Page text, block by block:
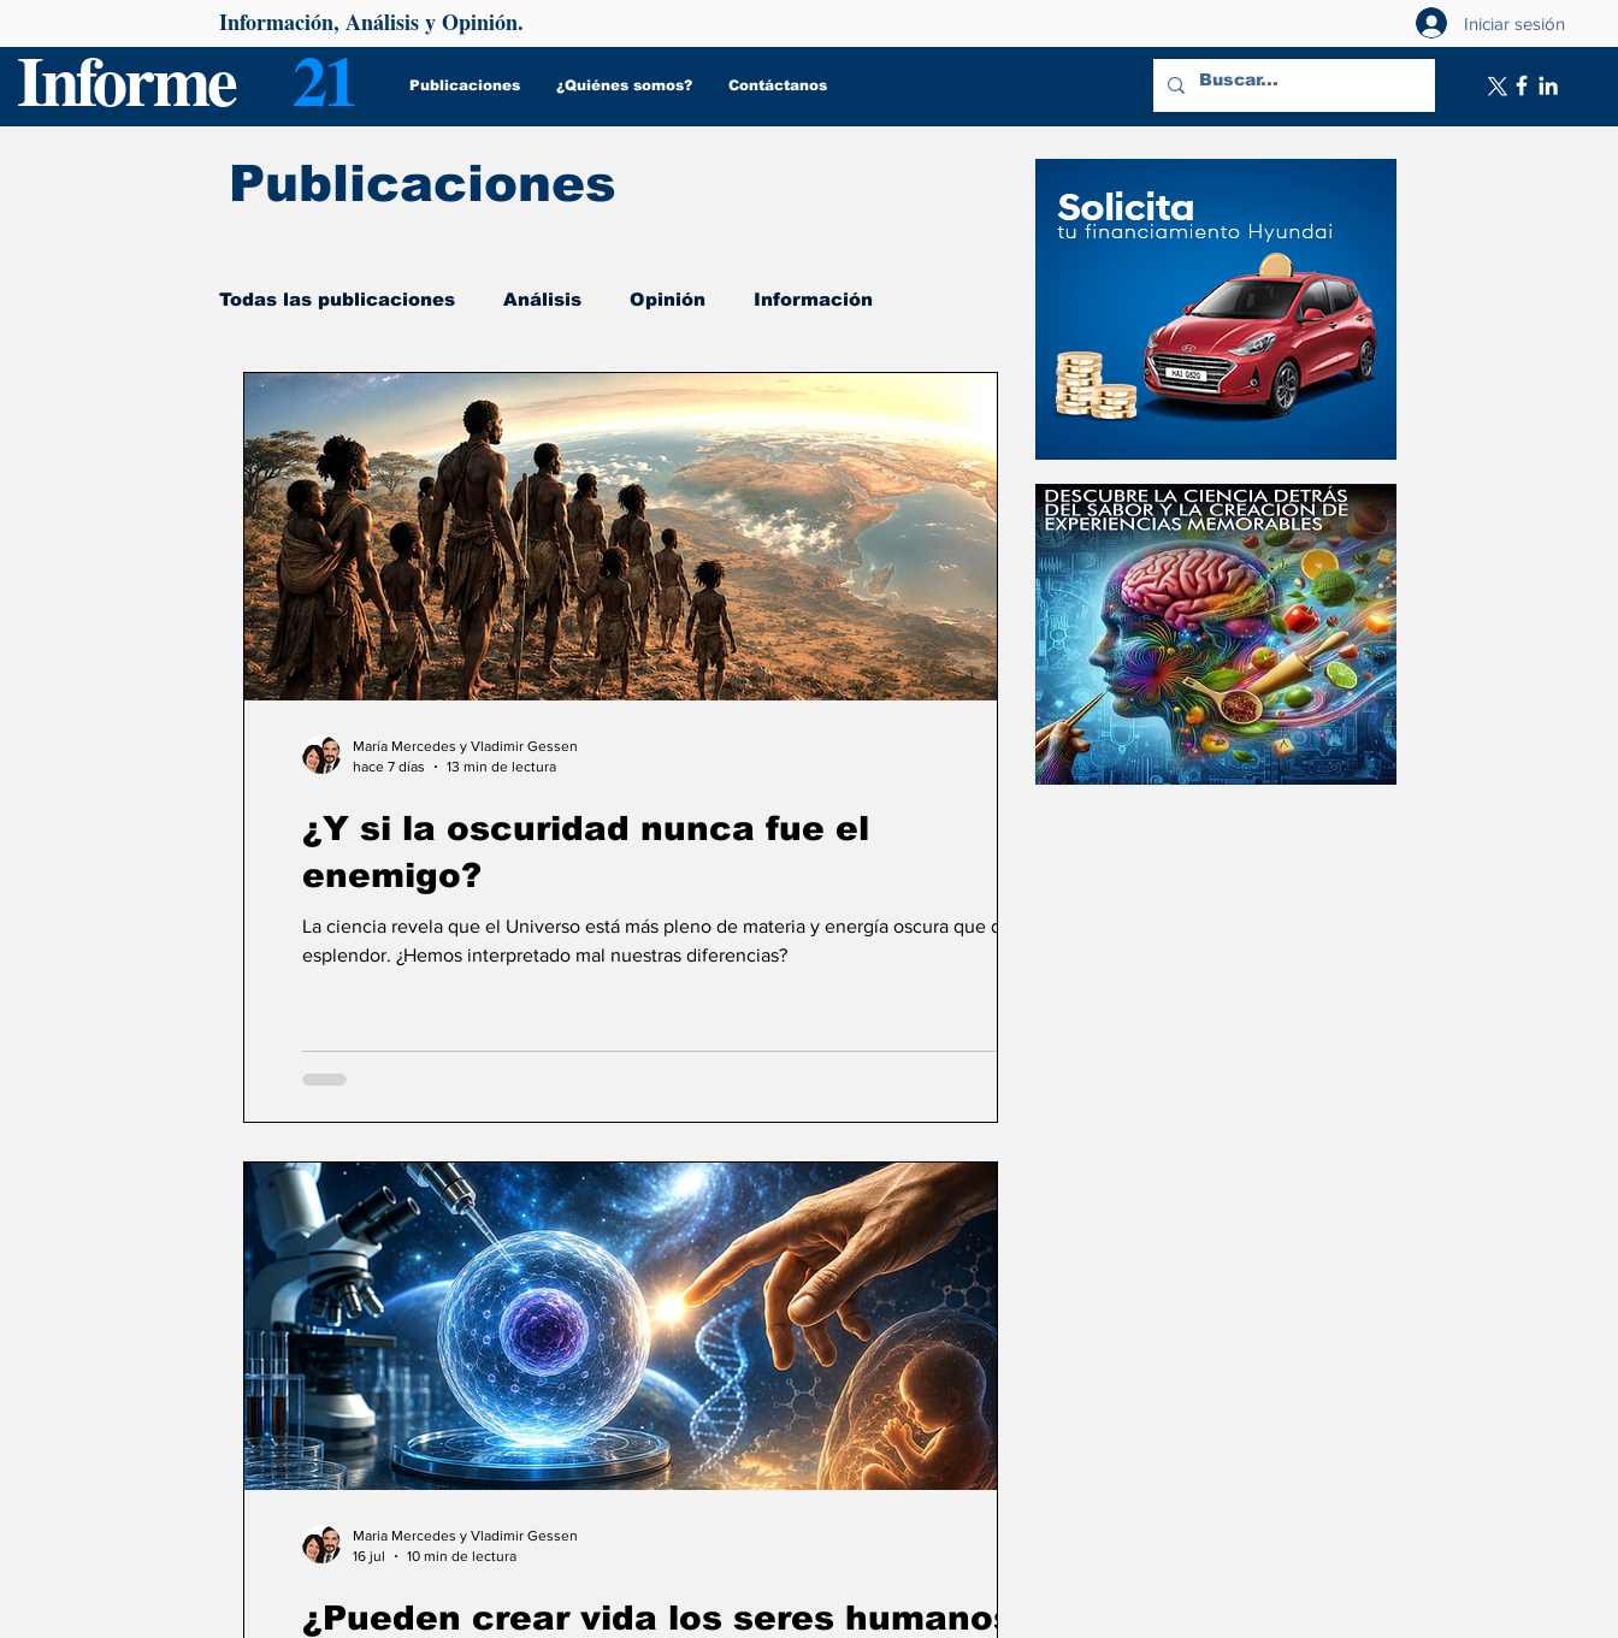
Informe 21 Publicaciones ¿Quiénes somos? Contáctanos
Información, Análisis y Opinión. Iniciar sesión
Todas las publicaciones Análisis Opinión Información
De interés Psicología y Salud
¿Y si la oscuridad nunca fue el
enemigo?
La ciencia revela que el Universo está más pleno de materia y energía oscura que de
esplendor. ¿Hemos interpretado mal nuestras diferencias?
María Mercedes y Vladimir Gessen
hace 7 días
13 min de lectura
¿Pueden crear vida los seres humanos?
Maria Mercedes y Vladimir Gessen
16 jul
10 min de lectura
Publicaciones